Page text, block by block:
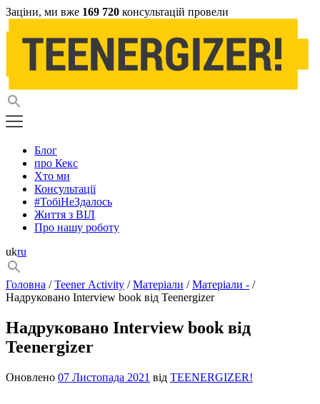
Заціни, ми вже 169 720 консультацій провели
Блог
про Кекс
Хто ми
Консультації
#ТобіНеЗдалось
Життя з ВІЛ
Про нашу роботу
ukru
Головна /Teener Activity /Матеріали /Матеріали - /
Надруковано Interview book від Teenergizer
Надруковано Interview book від
Teenergizer
Оновлено 07 Листопада 2021 від TEENERGIZER!